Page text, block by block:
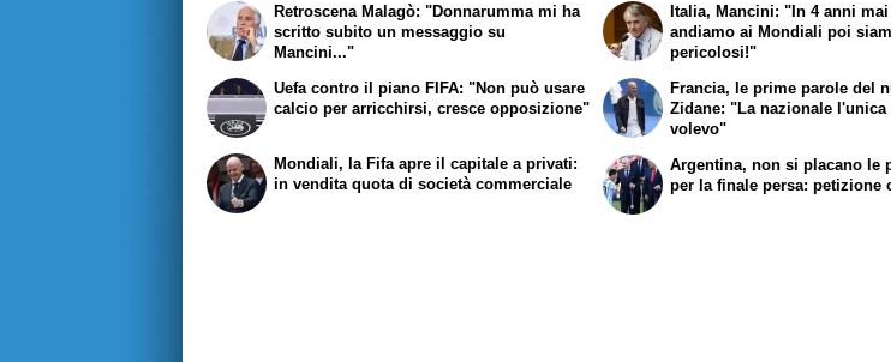
Retroscena Malagò: "Donnarumma mi ha
scritto subito un messaggio su
Mancini..."
Italia, Mancini: "In 4 anni
andiamo ai Mondiali poi
pericolosi!"
Uefa contro il piano FIFA: "Non può usare
calcio per arricchirsi, cresce opposizione"
Mondiali, la Fifa apre il capitale a privati:
in vendita quota di società commerciale
Francia, le prime parole del
Zidane: "La nazionale l'unica
volevo"
Argentina, non si placano le
per la finale persa: petizione